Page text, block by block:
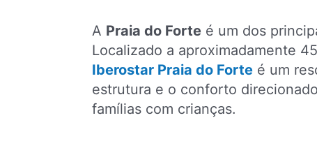
A Praia do Forte é um dos
Localizado a aproximadamente
Iberostar Praia do Forte é um
estrutura e o conforto
famílias com crianças.